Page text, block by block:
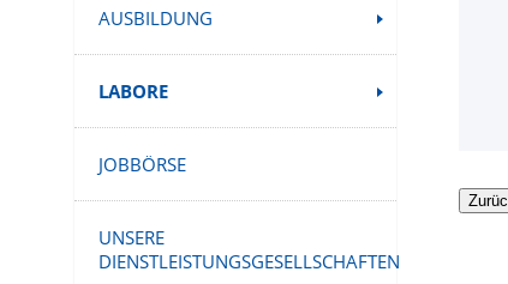
AUSBILDUNG
LABORE
JOBBÖRSE
UNSERE
DIENSTLEISTUNGSGESELLSCHAFTEN